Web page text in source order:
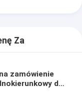
Za
zamówienie
do